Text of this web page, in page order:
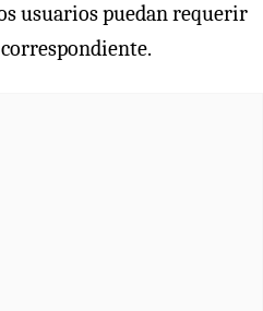
usuarios puedan requerir